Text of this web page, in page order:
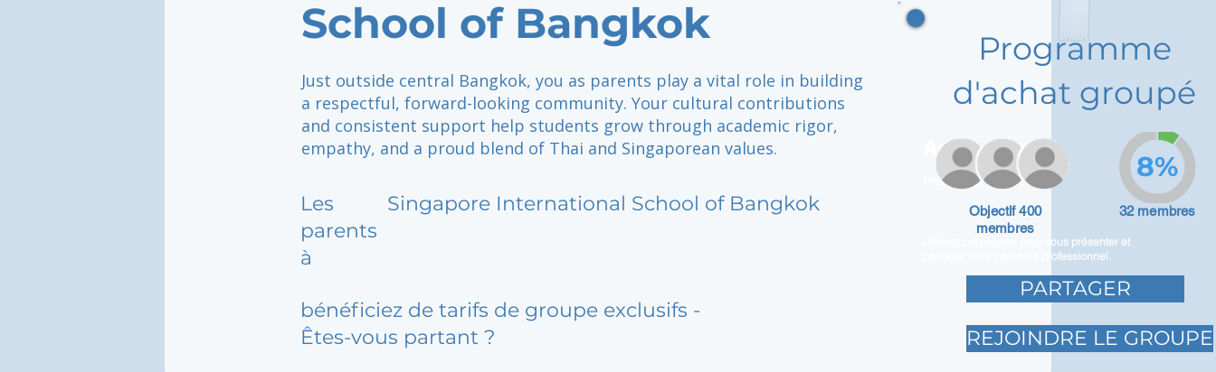
School of Bangkok
Just outside central Bangkok, you as parents play a vital role in building
a respectful, forward-looking community. Your cultural contributions
and consistent support help students grow through academic rigor,
empathy, and a proud blend of Thai and Singaporean values.
Les
parents
à
Singapore International School of Bangkok
bénéficiez de tarifs de groupe exclusifs -
Êtes-vous partant ?
Adam Caar
Promoteur
Utilisez cet espace pour vous présenter et
partager votre parcours professionnel.
Programme
d'achat groupé
Objectif 400
membres
32 membres
8%
PARTAGER
REJOINDRE LE GROUPE